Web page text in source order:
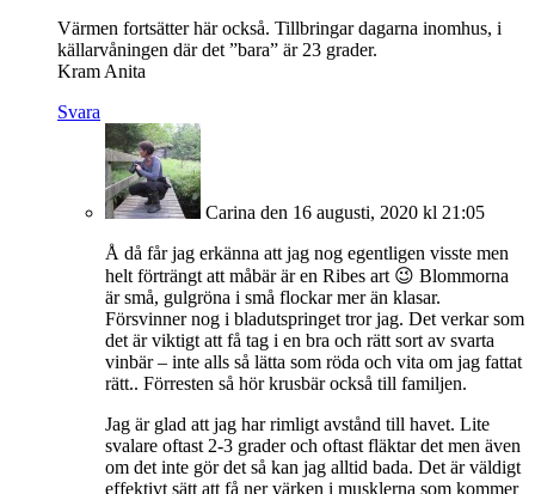
Värmen fortsätter här också. Tillbringar dagarna inomhus, i
källarvåningen där det ”bara” är 23 grader.
Kram Anita
Svara
Carina den 16 augusti, 2020 kl 21:05
Å då får jag erkänna att jag nog egentligen visste men
helt förträngt att måbär är en Ribes art 😉 Blommorna
är små, gulgröna i små flockar mer än klasar.
Försvinner nog i bladutspringet tror jag. Det verkar som
det är viktigt att få tag i en bra och rätt sort av svarta
vinbär – inte alls så lätta som röda och vita om jag fattat
rätt.. Förresten så hör krusbär också till familjen.
Jag är glad att jag har rimligt avstånd till havet. Lite
svalare oftast 2-3 grader och oftast fläktar det men även
om det inte gör det så kan jag alltid bada. Det är väldigt
effektivt sätt att få ner värken i musklerna som kommer